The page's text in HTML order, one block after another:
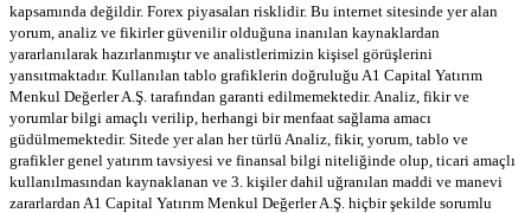
kapsamında değildir. Forex piyasaları risklidir. Bu internet sitesinde yer alan
yorum, analiz ve fikirler güvenilir olduğuna inanılan kaynaklardan
yararlanılarak hazırlanmıştır ve analistlerimizin kişisel görüşlerini
yansıtmaktadır. Kullanılan tablo grafiklerin doğruluğu A1 Capital Yatırım
Menkul Değerler A.Ş. tarafından garanti edilmemektedir. Analiz, fikir ve
yorumlar bilgi amaçlı verilip, herhangi bir menfaat sağlama amacı
güdülmemektedir. Sitede yer alan her türlü Analiz, fikir, yorum, tablo ve
grafikler genel yatırım tavsiyesi ve finansal bilgi niteliğinde olup, ticari amaçlı
kullanılmasından kaynaklanan ve 3. kişiler dahil uğranılan maddi ve manevi
zararlardan A1 Capital Yatırım Menkul Değerler A.Ş. hiçbir şekilde sorumlu